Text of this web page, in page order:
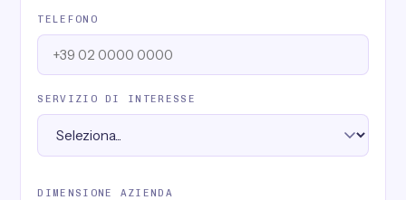
TELEFONO
SERVIZIO DI INTERESSE
DIMENSIONE AZIENDA